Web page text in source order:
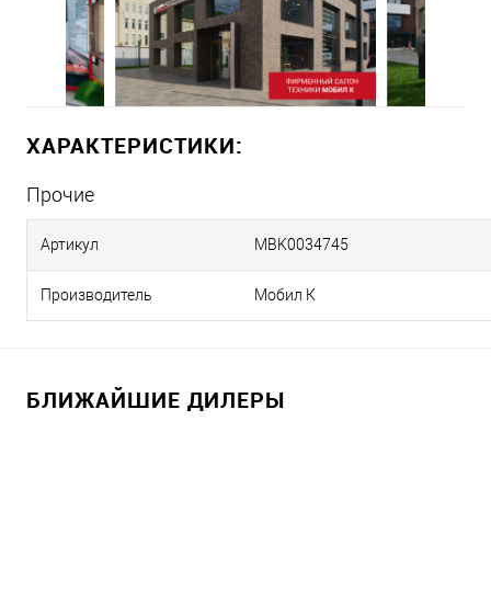
ХАРАКТЕРИСТИКИ:
Прочие
Артикул MBK0034745
Производитель Мобил К
БЛИЖАЙШИЕ ДИЛЕРЫ